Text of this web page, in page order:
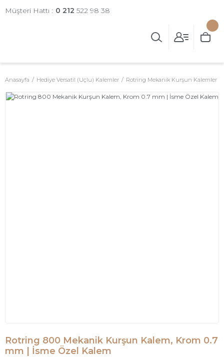
Müşteri Hattı : 0 212 522 98 38
Anasayfa Hediye Versatil (Uçlu) Kalemler Rotring Mekanik Kurşun Kalemler
Rotring 800 Mekanik Kurşun Kalem, Krom 0.7
mm | İsme Özel Kalem